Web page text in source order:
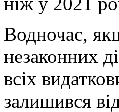
Водночас,
незаконних
всіх
залишився